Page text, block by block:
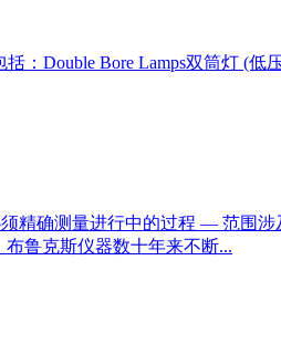
Double Bore Lamps双筒灯 (低
精确测量进行中的过程 — 范围
鲁克斯仪器数十年来不断...